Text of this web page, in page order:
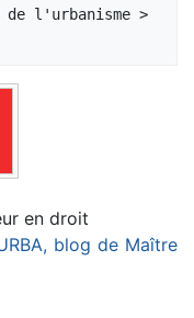
l'urbanisme >
en droit
blog de Maître